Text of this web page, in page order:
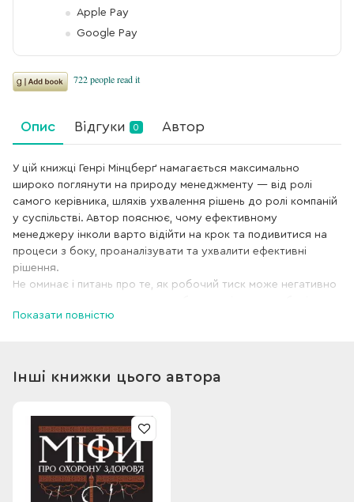
Apple Pay
Google Pay
Опис Відгуки 0 Автор
У цій книжці Генрі Мінцберґ намагається максимально
широко поглянути на природу менеджменту — від ролі
самого керівника, шляхів ухвалення рішень до ролі компаній
у суспільстві. Автор пояснює, чому ефективному
менеджеру інколи варто відійти на крок та подивитися на
процеси з боку, проаналізувати та ухвалити ефективні
рішення.
Не оминає і питань про те, як робочий тиск може негативно
експертності його рішень. Також автор відповідає на
менеджери.
Показати повністю
Інші книжки цього автора